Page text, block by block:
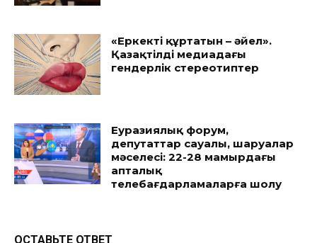
«Еркекті құртатын – әйел».
Қазақтілді медиадағы
гендерлік стереотиптер
Еуразиялық форум,
депутаттар сауалы, шаруалар
мәселесі: 22-28 мамырдағы
апталық
телебағдарламаларға шолу
ОСТАВЬТЕ ОТВЕТ